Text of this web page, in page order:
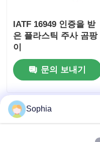
의학적 주사형조
멀티캐비티 사출 성형
전자공학 사출 성형
IATF 16949 인증을 받
은 플라스틱 주사 곰팡
이
문의 보내기
Sophia